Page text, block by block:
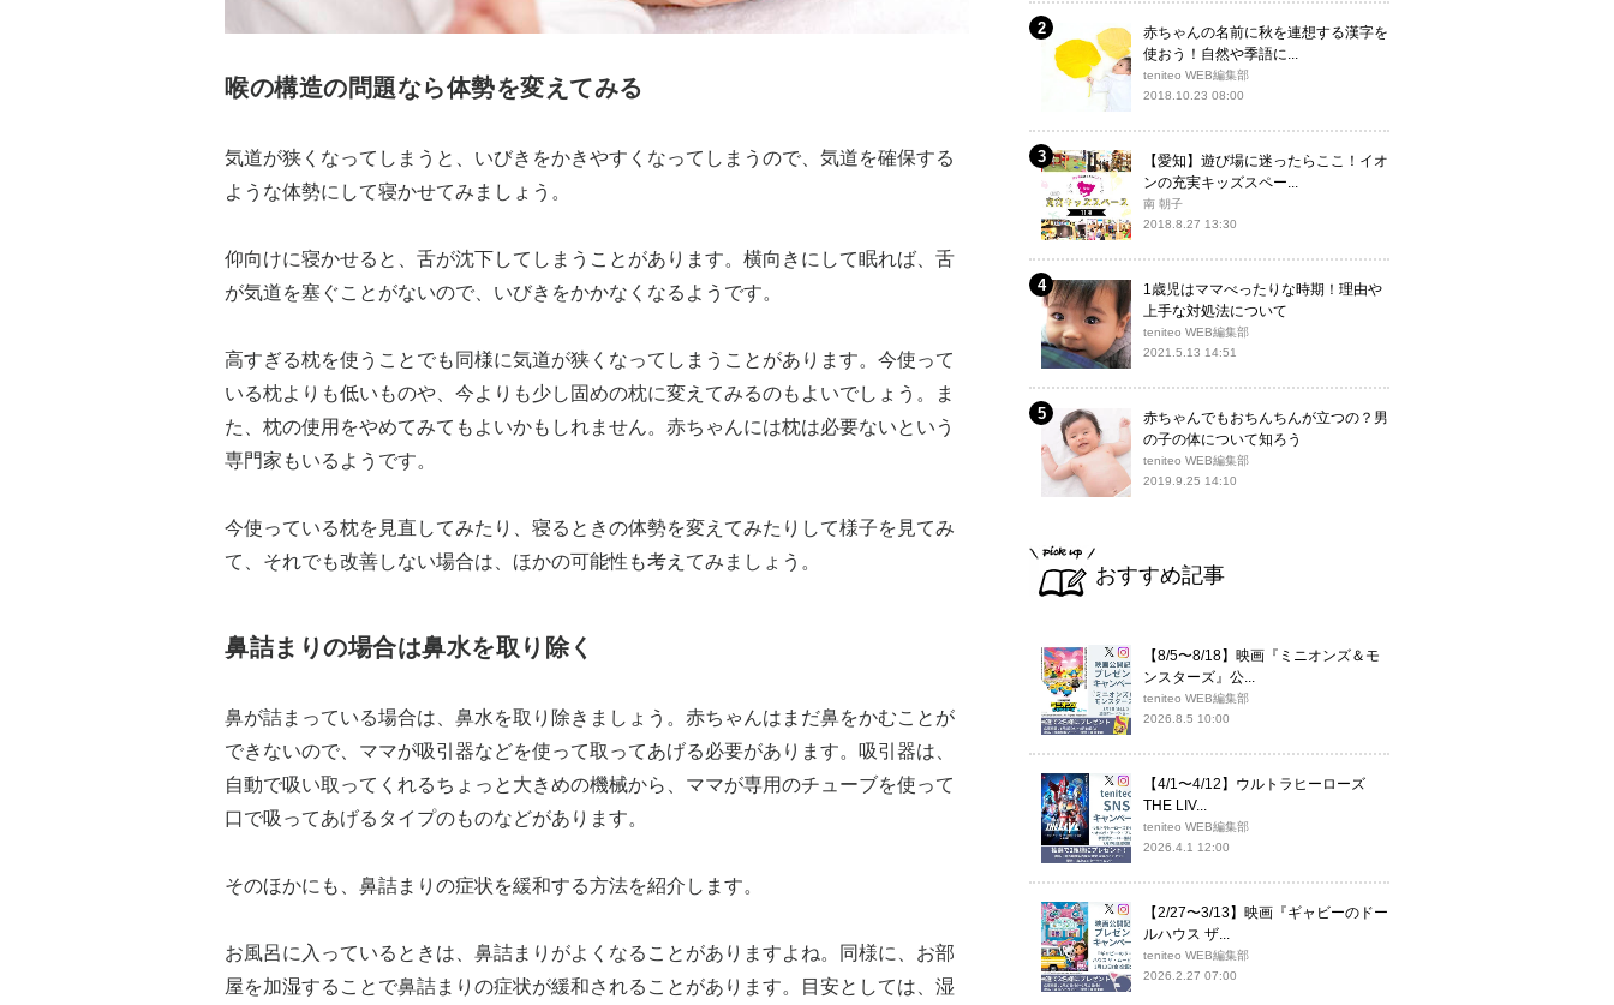
喉の構造の問題なら体勢を変えてみる
気道が狭くなってしまうと、いびきをかきやすくなってしまうので、気道を確保する
ような体勢にして寝かせてみましょう。
仰向けに寝かせると、舌が沈下してしまうことがあります。横向きにして眠れば、舌
が気道を塞ぐことがないので、いびきをかかなくなるようです。
高すぎる枕を使うことでも同様に気道が狭くなってしまうことがあります。今使って
いる枕よりも低いものや、今よりも少し固めの枕に変えてみるのもよいでしょう。ま
た、枕の使用をやめてみてもよいかもしれません。赤ちゃんには枕は必要ないという
専門家もいるようです。
今使っている枕を見直してみたり、寝るときの体勢を変えてみたりして様子を見てみ
て、それでも改善しない場合は、ほかの可能性も考えてみましょう。
鼻詰まりの場合は鼻水を取り除く
鼻が詰まっている場合は、鼻水を取り除きましょう。赤ちゃんはまだ鼻をかむことが
できないので、ママが吸引器などを使って取ってあげる必要があります。吸引器は、
自動で吸い取ってくれるちょっと大きめの機械から、ママが専用のチューブを使って
口で吸ってあげるタイプのものなどがあります。
そのほかにも、鼻詰まりの症状を緩和する方法を紹介します。
お風呂に入っているときは、鼻詰まりがよくなることがありますよね。同様に、お部
屋を加湿することで鼻詰まりの症状が緩和されることがあります。目安としては、湿
赤ちゃんの名前に秋を連想する漢字を
使おう！自然や季語に...
teniteo WEB編集部
2018.10.23 08:00
【愛知】遊び場に迷ったらここ！イオ
ンの充実キッズスペー...
南 朝子
2018.8.27 13:30
1歳児はママべったりな時期！理由や
上手な対処法について
teniteo WEB編集部
2021.5.13 14:51
赤ちゃんでもおちんちんが立つの？男
の子の体について知ろう
teniteo WEB編集部
2019.9.25 14:10
おすすめ記事
【8/5〜8/18】映画『ミニオンズ＆モ
ンスターズ』公...
teniteo WEB編集部
2026.8.5 10:00
【4/1〜4/12】ウルトラヒーローズ
THE LIV...
teniteo WEB編集部
2026.4.1 12:00
【2/27〜3/13】映画『ギャビーのドー
ルハウス ザ...
teniteo WEB編集部
2026.2.27 07:00